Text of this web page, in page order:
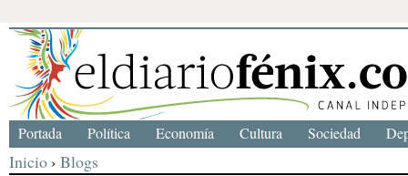
Inicio › Blogs
Portada Política Economía Cultura Sociedad